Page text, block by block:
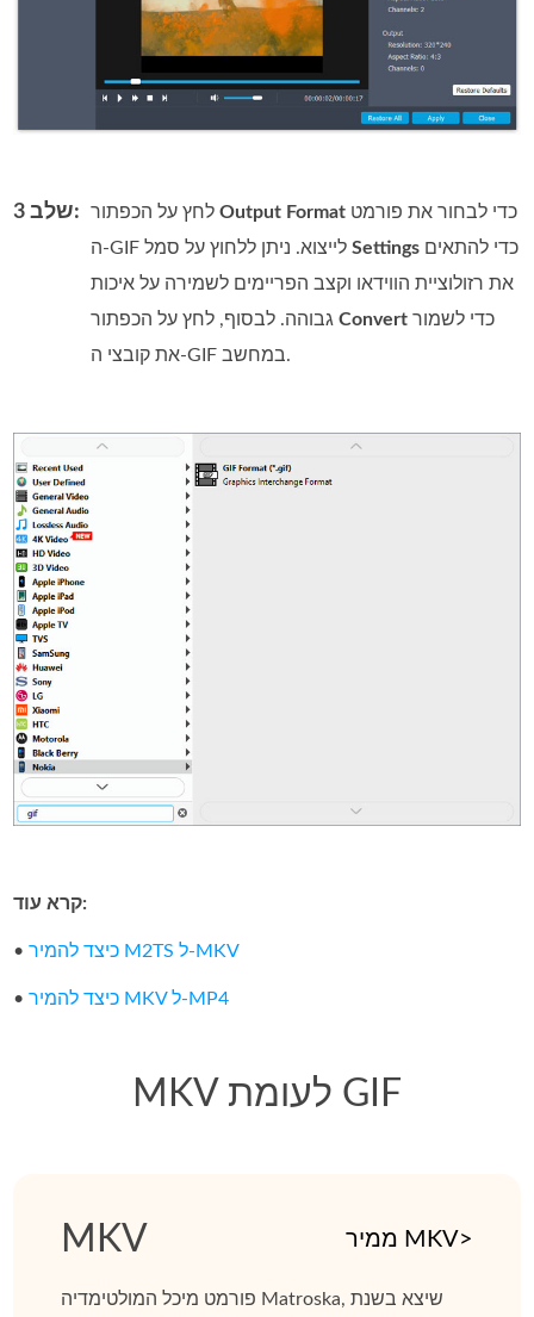
שלב 3: לחץ על הכפתורOutput Format
ה‑GIF לייצוא. ניתן ללחוץ על סמלSettings
את רזולוציית הווידאו וקצב הפריימים לשמירה על איכות
גבוהה. לבסוף, לחץ על הכפתורConvert כדי לשמור
את קובצי ה‑GIF במחשב.
קרא עוד:
• כיצד להמיר M2TS ל‑MKV
• כיצד להמיר MKV ל‑MP4
MKV לעומת GIF
MKV ממיר MKV>
פורמט מיכל המולטימדיה Matroska, שיצא בשנת